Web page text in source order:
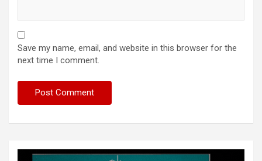
Save my name, email, and website in this browser for the
next time I comment.